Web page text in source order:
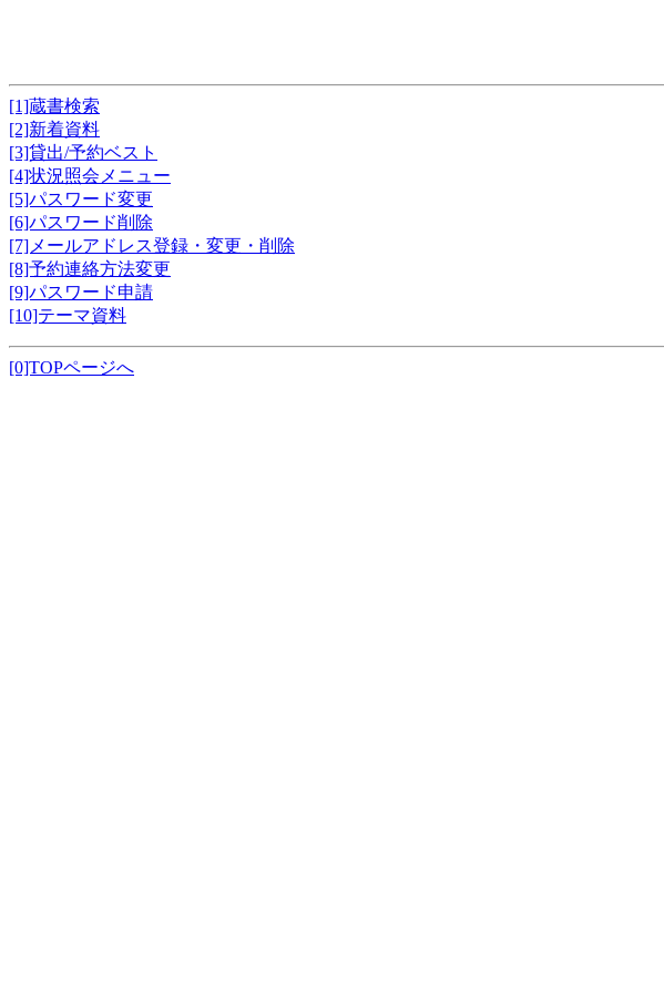
[1]蔵書検索
[2]新着資料
[3]貸出/予約ベスト
[4]状況照会メニュー
[5]パスワード変更
[6]パスワード削除
[7]メールアドレス登録・変更・削除
[8]予約連絡方法変更
[9]パスワード申請
[10]テーマ資料
[0]TOPページへ